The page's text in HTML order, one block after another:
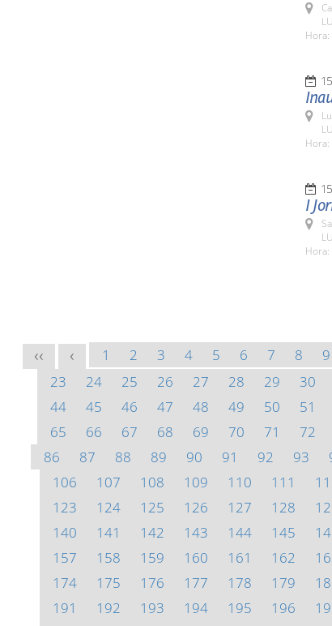
I
<< < 1 2 3 4 5 6 7 8 9
23
24 25 26 27 28 29 30
44
45 46 47 48 49 50 51
65
66 67 68 69 70 71 72
86
87 88 89 90 91 92 93
106
107 108 109 110 111
123
124 125 126 127 128
140
141 142 143 144 145
157
158 159 160 161 162
174
175 176 177 178 179
191
192 193 194 195 196